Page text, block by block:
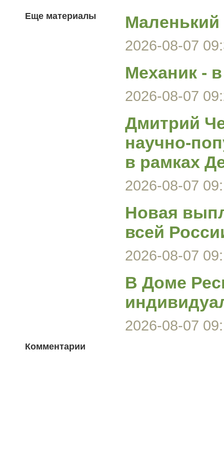
Еще материалы
2026-08-07
Механик -
2026-08-07
Дмитрий
научно-
в рамках
2026-08-07
Новая
всей
2026-08-07
В Доме
2026-08-07
Комментарии